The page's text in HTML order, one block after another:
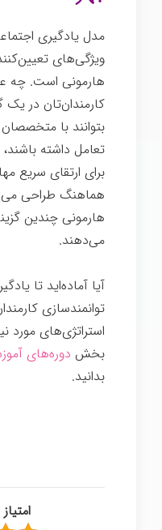
مدل یادگیری
ویژگی‌های
هارمونی است. چه
کارمندان‌تان در
بتوانند با
تعامل داشته
برای ارتقای سریع
هماهنگ طراحی
هارمونی چندین
می‌دهند.
آیا آماده‌اید تا
توانمندسازی
استراتژی‌های مورد
بخش دوره‌های
بدانید.